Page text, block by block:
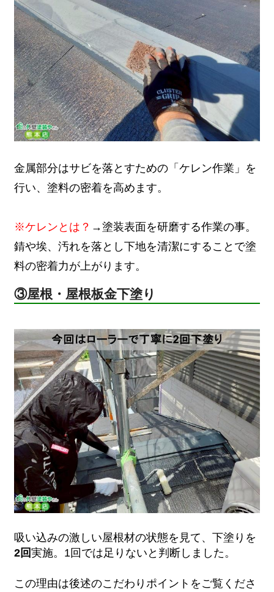
金属部分はサビを落とすための「ケレン作業」を
行い、塗料の密着を高めます。
※ケレンとは？ →塗装表面を研磨する作業の事。
錆や埃、汚れを落とし下地を清潔にすることで塗
料の密着力が上がります。
③屋根・屋根板金下塗り
吸い込みの激しい屋根材の状態を見て、下塗りを
2回実施。1回では足りないと判断しました。
この理由は後述のこだわりポイントをご覧くださ